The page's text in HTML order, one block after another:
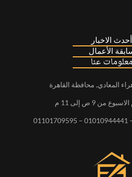
أحدث الاخبار
الأعمال
عنا
المعادي, محافظة القاهرة
من 9 ص إلى 11 م